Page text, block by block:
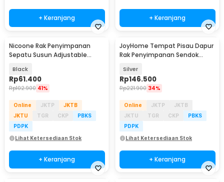
+ Keranjang + Keranjang
Nicoone Rak Penyimpanan
Sepatu Susun Adjustable
Black
Rp61.400
Rp102.900 41%
Online JKTP
JKTB
JKTU
TGR CKP
PBKS
PDPK
Lihat Ketersediaan Stok
+ Keranjang
JoyHome Tempat Pisau Dapur
Rak Penyimpanan Sendok
Silver
Rp146.500
Rp221.900 34%
Online JKTP
JKTB
JKTU
TGR CKP
PBKS
PDPK
Lihat Ketersediaan Stok
+ Keranjang